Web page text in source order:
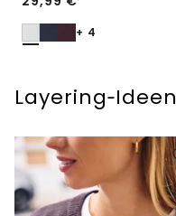
+ 4
Layering‑Ideen